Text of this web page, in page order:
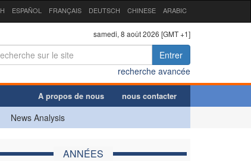
ESPAÑOL FRANÇAIS DEUTSCH CHINESE ARABIC
samedi, 8 août 2026 [GMT +1]
Entrer
recherche avancée
A propos de nous nous contacter
News Analysis
ANNÉES